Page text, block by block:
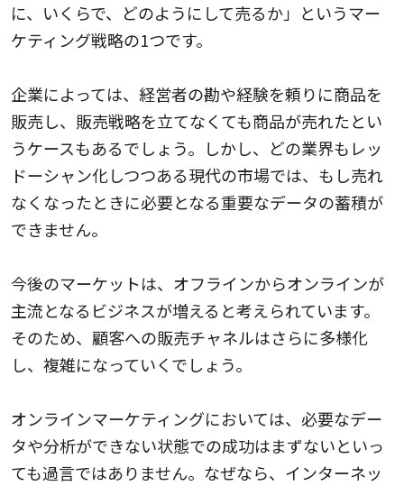
に、いくらで、どのようにして売るか」というマー
ケティング戦略の1つです。
企業によっては、経営者の勘や経験を頼りに商品を
販売し、販売戦略を立てなくても商品が売れたとい
うケースもあるでしょう。しかし、どの業界もレッ
ドーシャン化しつつある現代の市場では、もし売れ
なくなったときに必要となる重要なデータの蓄積が
できません。
今後のマーケットは、オフラインからオンラインが
主流となるビジネスが増えると考えられています。
そのため、顧客への販売チャネルはさらに多様化
し、複雑になっていくでしょう。
オンラインマーケティングにおいては、必要なデー
タや分析ができない状態での成功はまずないといっ
ても過言ではありません。なぜなら、インターネッ